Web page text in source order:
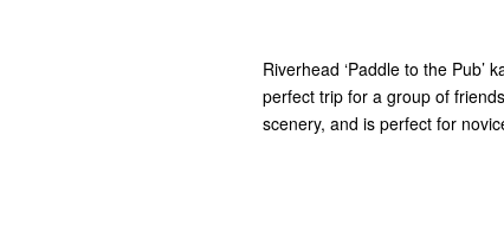
Riverhead ‘Paddle to the Pub’
perfect trip for a group of
scenery, and is perfect for